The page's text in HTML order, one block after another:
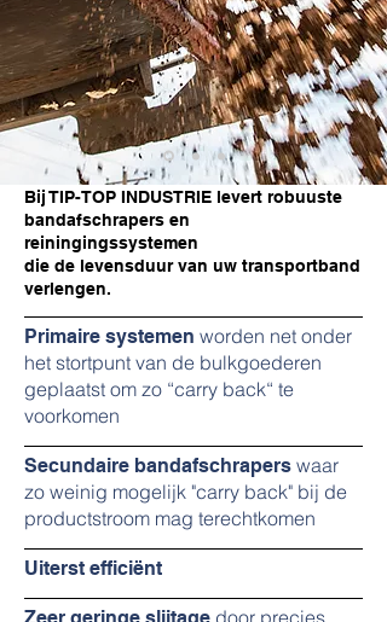
Bij TIP-TOP INDUSTRIE levert robuuste
bandafschrapers en
reiningingssystemen
die de levensduur van uw transportband
verlengen.
Primaire systemen worden net onder
het stortpunt van de bulkgoederen
geplaatst om zo “carry back“ te
voorkomen
Secundaire bandafschrapers waar
zo weinig mogelijk "carry back" bij de
productstroom mag terechtkomen
Uiterst efficiënt
door precies